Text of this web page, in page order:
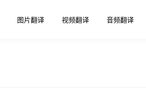
图片翻译 视频翻译 音频翻译